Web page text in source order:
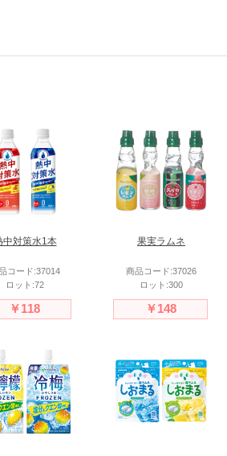
中対策水1本
コード:37014
ロット:72
￥118
果実ラムネ
商品コード:37026
ロット:300
￥148